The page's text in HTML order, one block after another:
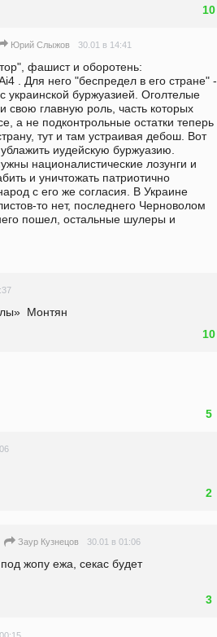
10
Юрий Слыжов 30.01 в 14:41
фашист и оборотень:
. Для него "беспредел в его стране" -
украинской буржуазией. Оголтелые
свою главную роль, часть которых
а не подконтрольные остатки теперь
тут и там устраивая дебош. Вот
иудейскую буржуазию.
националистические лозунги и
и уничтожать патриотично
с его же согласия. В Украине
то нет, последнего Черноволом
пошел, остальные шулеры и
Монтян
10
5
2
Заур Кузнецов 30.01 в 01:06
жопу ежа, секас будет
3